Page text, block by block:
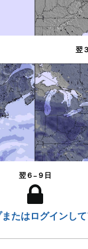
翌
翌６−９日
たはログインし